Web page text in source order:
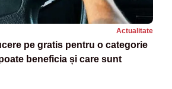
Actualitate
pe gratis pentru o categorie
beneficia și care sunt